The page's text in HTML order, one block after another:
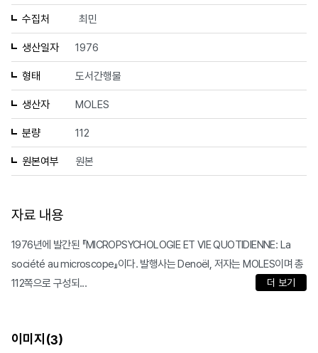
수집처 최민
생산일자 1976
형태 도서간행물
생산자 MOLES
분량 112
원본여부 원본
자료 내용
1976년에 발간된 『MICROPSYCHOLOGIE ET VIE QUOTIDIENNE: La
société au microscope』이다. 발행사는 Denoël, 저자는 MOLES이며 총
112쪽으로 구성되...
더 보기
이미지(3)